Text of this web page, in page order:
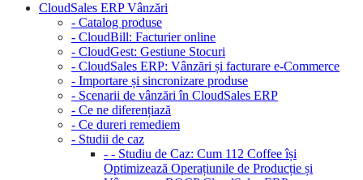
CloudSales ERP Vânzări
- Catalog produse
- CloudBill: Facturier online
- CloudGest: Gestiune Stocuri
- CloudSales ERP: Vânzări și facturare e-Commerce
- Importare și sincronizare produse
- Scenarii de vânzări în CloudSales ERP
- Ce ne diferențiază
- Ce dureri remediem
- Studii de caz
- - Studiu de Caz: Cum 112 Coffee își
Optimizează Operațiunile de Producție și